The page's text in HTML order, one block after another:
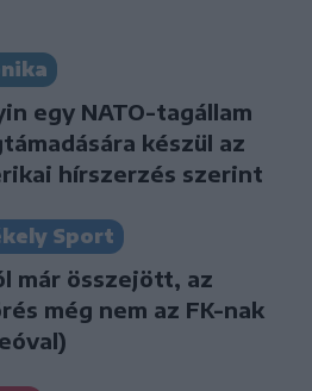
egy NATO-tagállam
készül az
hírszerzés szerint
Sport
már összejött, az
még nem az FK-nak